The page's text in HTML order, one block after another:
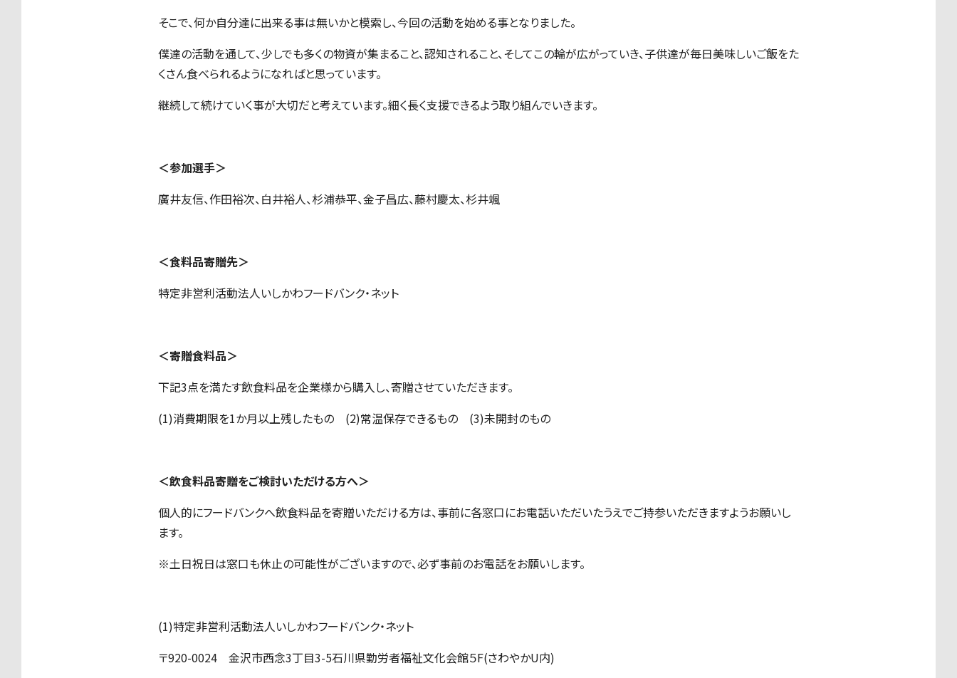
そこで、何か自分達に出来る事は無いかと模索し、今回の活動を始める事となりました。
僕達の活動を通して、少しでも多くの物資が集まること、認知されること、そしてこの輪が広がっていき、子供達が毎日美味しいご飯をた
くさん食べられるようになればと思っています。
継続して続けていく事が大切だと考えています。細く長く支援できるよう取り組んでいきます。
＜参加選手＞
廣井友信、作田裕次、白井裕人、杉浦恭平、金子昌広、藤村慶太、杉井颯
＜食料品寄贈先＞
特定非営利活動法人いしかわフードバンク・ネット
＜寄贈食料品＞
下記3点を満たす飲食料品を企業様から購入し、寄贈させていただきます。
(1)消費期限を1か月以上残したもの (2)常温保存できるもの (3)未開封のもの
＜飲食料品寄贈をご検討いただける方へ＞
個人的にフードバンクへ飲食料品を寄贈いただける方は、事前に各窓口にお電話いただいたうえでご持参いただきますようお願いし
ます。
※土日祝日は窓口も休止の可能性がございますので、必ず事前のお電話をお願いします。
(1)特定非営利活動法人いしかわフードバンク・ネット
〒920-0024 金沢市西念3丁目3-5石川県勤労者福祉文化会館５F(さわやかU内)